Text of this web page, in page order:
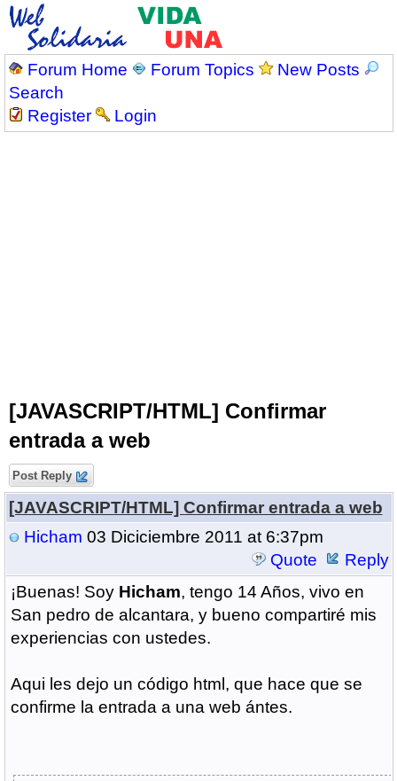
Forum Home Forum Topics
New Posts
Search
Register
Login
[JAVASCRIPT/HTML] Confirmar
entrada a web
Post Reply
[JAVASCRIPT/HTML] Confirmar entrada a web
Hicham 03 Diciciembre 2011 at 6:37pm
Quote
Reply
¡Buenas! Soy Hicham, tengo 14 Años, vivo en
San pedro de alcantara, y bueno compartiré mis
experiencias con ustedes.
Aqui les dejo un código html, que hace que se
confirme la entrada a una web ántes.